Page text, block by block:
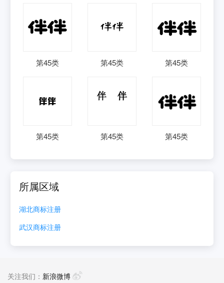
第45类 第45类 第45类
第45类 第45类 第45类
所属区域
湖北商标注册
武汉商标注册